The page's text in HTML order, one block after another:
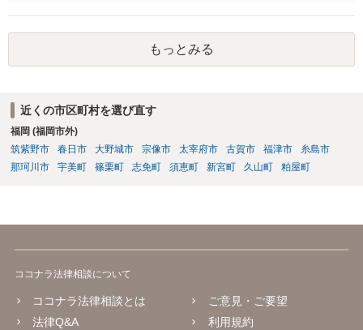
り、会社側は請求できない可能性が高そうです。
もっとみる
近くの市区町村を選び直す
福岡 (福岡市外)
筑紫野市
春日市 大野城市 宗像市 太宰府市 古賀市 福津市
糸島市
那珂川市
宇美町 篠栗町 志免町 須恵町 新宮町 久山町 粕屋町
ココナラ法律相談について
ココナラ法律相談とは
法律Q&A
ご意見・ご要望
利用規約